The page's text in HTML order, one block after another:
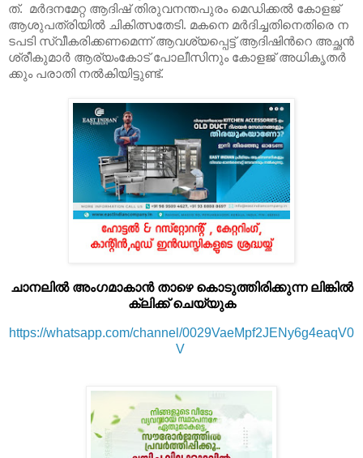
ത്. മ​ര്‍​ദ​ന​മേ​റ്റ ആ​ദി​ഷ് തി​രു​വ​ന​ന്ത​പു​രം മെ​ഡി​ക്ക​ല്‍ കോ​ള​ജ്
ആ​ശു​പ​ത്രി​യി​ല്‍ ചി​കി​ത്സ​തേ​ടി. മ​ക​നെ മ​ര്‍​ദി​ച്ച​തി​നെ​തി​രെ ന​
ട​പ​ടി സ്വീ​ക​രി​ക്ക​ണ​മെ​ന്ന് ആ​വ​ശ്യ​പ്പെ​ട്ട് ആ​ദി​ഷി​ന്‍റെ അ​ച്ഛ​ന്‍
ശ്രീ​കു​മാ​ര്‍ ആ​ര്യം​കോ​ട് പോ​ലീ​സി​നും കോ​ള​ജ് അ​ധി​കൃ​ത​ര്‍​
ക്കും പ​രാ​തി ന​ല്‍​കി​യി​ട്ടു​ണ്ട്.
ചാനലിൽ അംഗമാകാൻ താഴെ കൊടുത്തിരിക്കുന്ന ലിങ്കിൽ
ക്ലിക്ക് ചെയ്യുക
https://whatsapp.com/channel/0029VaeMpf2JENy6g4eaqV0
V